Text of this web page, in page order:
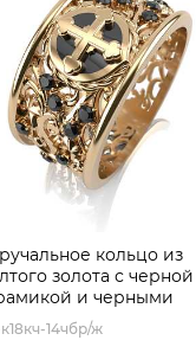
кольцо из
золота с черной
и черными
14чбр/ж